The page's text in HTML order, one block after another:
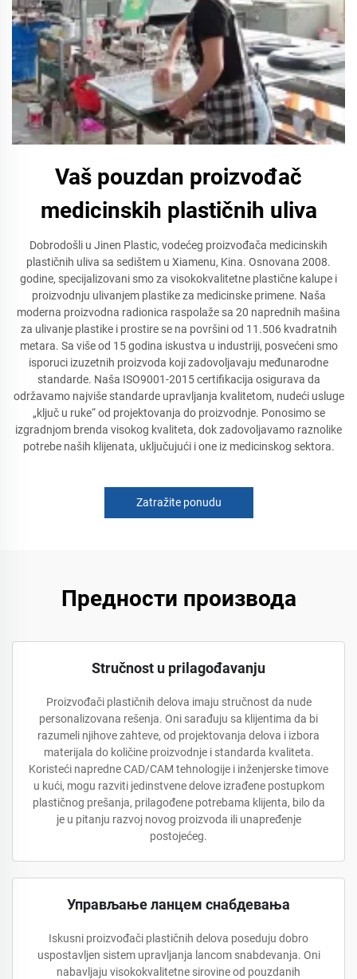
Vaš pouzdan proizvođač
medicinskih plastičnih uliva
Dobrodošli u Jinen Plastic, vodećeg proizvođača medicinskih
plastičnih uliva sa sedištem u Xiamenu, Kina. Osnovana 2008.
godine, specijalizovani smo za visokokvalitetne plastične kalupe i
proizvodnju ulivanjem plastike za medicinske primene. Naša
moderna proizvodna radionica raspolaže sa 20 naprednih mašina
za ulivanje plastike i prostire se na površini od 11.506 kvadratnih
metara. Sa više od 15 godina iskustva u industriji, posvećeni smo
isporuci izuzetnih proizvoda koji zadovoljavaju međunarodne
standarde. Naša ISO9001-2015 certifikacija osigurava da
održavamo najviše standarde upravljanja kvalitetom, nudeći usluge
„ključ u ruke“ od projektovanja do proizvodnje. Ponosimo se
izgradnjom brenda visokog kvaliteta, dok zadovoljavamo raznolike
potrebe naših klijenata, uključujući i one iz medicinskog sektora.
Zatražite ponudu
Предности производа
Stručnost u prilagođavanju
Proizvođači plastičnih delova imaju stručnost da nude
personalizovana rešenja. Oni sarađuju sa klijentima da bi
razumeli njihove zahteve, od projektovanja delova i izbora
materijala do količine proizvodnje i standarda kvaliteta.
Koristeći napredne CAD/CAM tehnologije i inženjerske timove
u kući, mogu razviti jedinstvene delove izrađene postupkom
plastičnog prešanja, prilagođene potrebama klijenta, bilo da
je u pitanju razvoj novog proizvoda ili unapređenje
postojećeg.
Управљање ланцем снабдевања
Iskusni proizvođači plastičnih delova poseduju dobro
uspostavljen sistem upravljanja lancom snabdevanja. Oni
nabavljaju visokokvalitetne sirovine od pouzdanih